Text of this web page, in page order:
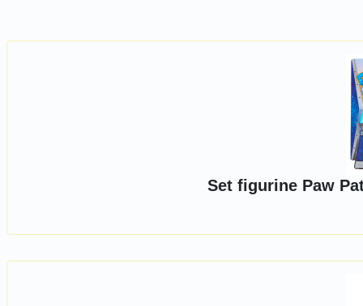
Set figurine Paw